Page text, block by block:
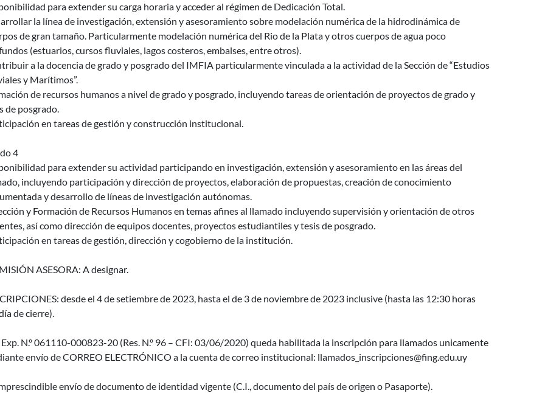
para extender su carga horaria y acceder al régimen de Dedicación Total.
la línea de investigación, extensión y asesoramiento sobre modelación numérica de la hidrodinámica de
de gran tamaño. Particularmente modelación numérica del Rio de la Plata y otros cuerpos de agua poco
(estuarios, cursos fluviales, lagos costeros, embalses, entre otros).
a la docencia de grado y posgrado del IMFIA particularmente vinculada a la actividad de la Sección de “Estudios
y Marítimos”.
de recursos humanos a nivel de grado y posgrado, incluyendo tareas de orientación de proyectos de grado y
de posgrado.
en tareas de gestión y construcción institucional.
4
para extender su actividad participando en investigación, extensión y asesoramiento en las áreas del
incluyendo participación y dirección de proyectos, elaboración de propuestas, creación de conocimiento
y desarrollo de líneas de investigación autónomas.
y Formación de Recursos Humanos en temas afines al llamado incluyendo supervisión y orientación de otros
así como dirección de equipos docentes, proyectos estudiantiles y tesis de posgrado.
en tareas de gestión, dirección y cogobierno de la institución.
ASESORA: A designar.
desde el 4 de setiembre de 2023, hasta el de 3 de noviembre de 2023 inclusive (hasta las 12:30 horas
de cierre).
N.º 061110-000823-20 (Res. N.º 96 – CFI: 03/06/2020) queda habilitada la inscripción para llamados unicamente
envío de CORREO ELECTRÓNICO a la cuenta de correo institucional: llamados_inscripciones@fing.edu.uy
envío de documento de identidad vigente (C.I., documento del país de origen o Pasaporte).